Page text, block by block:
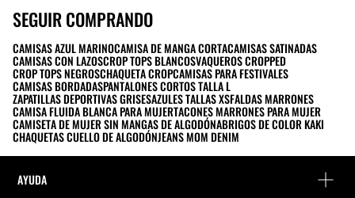
SEGUIR COMPRANDO
CAMISAS AZUL MARINOCAMISA DE MANGA CORTACAMISAS SATINADAS
CAMISAS CON LAZOSCROP TOPS BLANCOSVAQUEROS CROPPED
CROP TOPS NEGROSCHAQUETA CROPCAMISAS PARA FESTIVALES
CAMISAS BORDADASPANTALONES CORTOS TALLA L
ZAPATILLAS DEPORTIVAS GRISESAZULES TALLAS XSFALDAS MARRONES
CAMISA FLUIDA BLANCA PARA MUJERTACONES MARRONES PARA MUJER
CAMISETA DE MUJER SIN MANGAS DE ALGODÓNABRIGOS DE COLOR KAKI
CHAQUETAS CUELLO DE ALGODÓNJEANS MOM DENIM
AYUDA